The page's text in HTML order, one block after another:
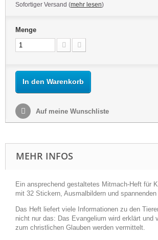
Sofortiger Versand (mehr lesen)
Menge
In den Warenkorb
Auf meine Wunschliste
MEHR INFOS
Ein ansprechend gestaltetes Mitmach-Heft für
mit 32 Stickern, Ausmalbildern und spannenden
Das Heft liefert viele Informationen zu den
nicht nur das: Das Evangelium wird erklärt und
zum christlichen Glauben werden vermittelt.